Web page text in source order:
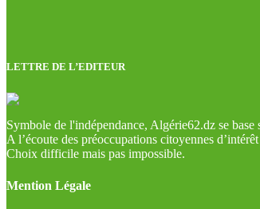
LETTRE DE L’EDITEUR
Symbole de l'indépendance, Algérie62.dz se
A l’écoute des préoccupations citoyennes
Choix difficile mais pas impossible.
Mention Légale